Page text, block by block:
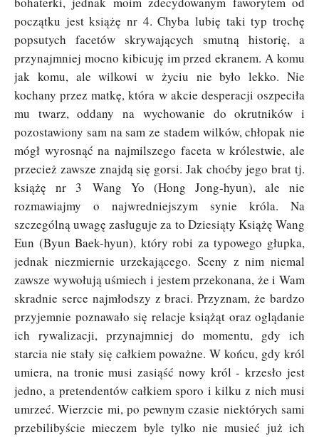
początku jest książę nr 4. Chyba lubię taki typ trochę
popsutych facetów skrywających smutną historię, a
przynajmniej mocno kibicuję im przed ekranem. A komu
jak komu, ale wilkowi w życiu nie było lekko. Nie
kochany przez matkę, która w akcie desperacji oszpeciła
mu twarz, oddany na wychowanie do okrutników i
pozostawiony sam na sam ze stadem wilków, chłopak nie
mógł wyrosnąć na najmilszego faceta w królestwie, ale
przecież zawsze znajdą się gorsi. Jak choćby jego brat tj.
książę nr 3 Wang Yo (Hong Jong-hyun), ale nie
rozmawiajmy o najwredniejszym synie króla. Na
szczególną uwagę zasługuje za to Dziesiąty Książę Wang
Eun (Byun Baek-hyun), który robi za typowego głupka,
jednak niezmiernie urzekającego. Sceny z nim niemal
zawsze wywołują uśmiech i jestem przekonana, że i Wam
skradnie serce najmłodszy z braci. Przyznam, że bardzo
przyjemnie poznawało się relacje książąt oraz oglądanie
ich rywalizacji, przynajmniej do momentu, gdy ich
starcia nie stały się całkiem poważne. W końcu, gdy król
umiera, na tronie musi zasiąść nowy król - krzesło jest
jedno, a pretendentów całkiem sporo i kilku z nich musi
umrzeć. Wierzcie mi, po pewnym czasie niektórych sami
przebilibyście mieczem byle tylko nie musieć już ich